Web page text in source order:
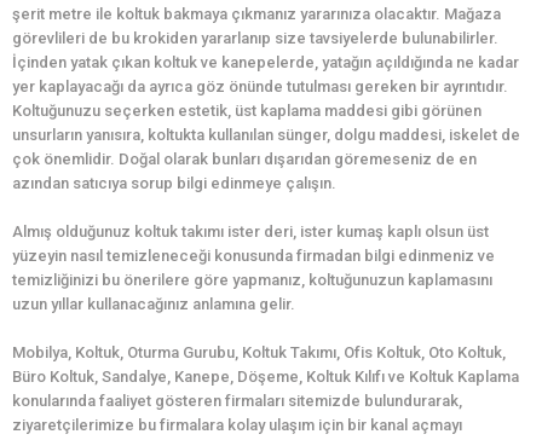
şerit metre ile koltuk bakmaya çıkmanız yararınıza olacaktır. Mağaza
görevlileri de bu krokiden yararlanıp size tavsiyelerde bulunabilirler.
İçinden yatak çıkan koltuk ve kanepelerde, yatağın açıldığında ne kadar
yer kaplayacağı da ayrıca göz önünde tutulması gereken bir ayrıntıdır.
Koltuğunuzu seçerken estetik, üst kaplama maddesi gibi görünen
unsurların yanısıra, koltukta kullanılan sünger, dolgu maddesi, iskelet de
çok önemlidir. Doğal olarak bunları dışarıdan göremeseniz de en
azından satıcıya sorup bilgi edinmeye çalışın.
Almış olduğunuz koltuk takımı ister deri, ister kumaş kaplı olsun üst
yüzeyin nasıl temizleneceği konusunda firmadan bilgi edinmeniz ve
temizliğinizi bu önerilere göre yapmanız, koltuğunuzun kaplamasını
uzun yıllar kullanacağınız anlamına gelir.
Mobilya, Koltuk, Oturma Gurubu, Koltuk Takımı, Ofis Koltuk, Oto Koltuk,
Büro Koltuk, Sandalye, Kanepe, Döşeme, Koltuk Kılıfı ve Koltuk Kaplama
konularında faaliyet gösteren firmaları sitemizde bulundurarak,
ziyaretçilerimize bu firmalara kolay ulaşım için bir kanal açmayı